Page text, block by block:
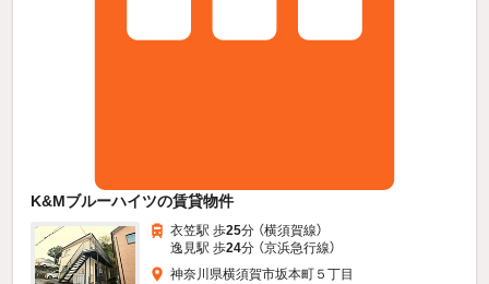
K&Mブルーハイツの賃貸物件
衣笠駅 歩25分 （横須賀線）
逸見駅 歩24分 （京浜急行線）
神奈川県横須賀市坂本町５丁目